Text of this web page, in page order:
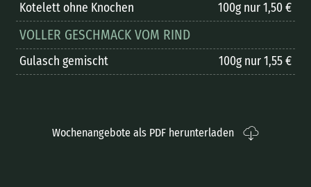
Kotelett ohne Knochen
100g nur 1,50 €
VOLLER GESCHMACK VOM RIND
Gulasch gemischt 100g nur 1,55 €
Wochenangebote als PDF herunterladen